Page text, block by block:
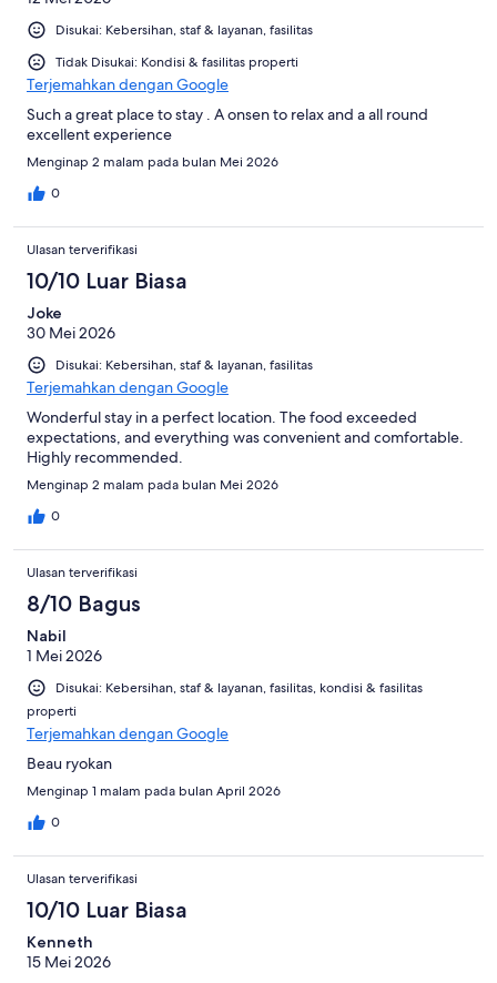
Disukai: Kebersihan, staf & layanan, fasilitas
Tidak Disukai: Kondisi & fasilitas properti
Terjemahkan dengan Google
Such a great place to stay . A onsen to relax and a all round
excellent experience
Menginap 2 malam pada bulan Mei 2026
0
Ulasan terverifikasi
10/10 Luar Biasa
Joke
30 Mei 2026
Disukai: Kebersihan, staf & layanan, fasilitas
Terjemahkan dengan Google
Wonderful stay in a perfect location. The food exceeded
expectations, and everything was convenient and comfortable.
Highly recommended.
Menginap 2 malam pada bulan Mei 2026
0
Ulasan terverifikasi
8/10 Bagus
Nabil
1 Mei 2026
Disukai: Kebersihan, staf & layanan, fasilitas, kondisi & fasilitas
properti
Terjemahkan dengan Google
Beau ryokan
Menginap 1 malam pada bulan April 2026
0
Ulasan terverifikasi
10/10 Luar Biasa
Kenneth
15 Mei 2026